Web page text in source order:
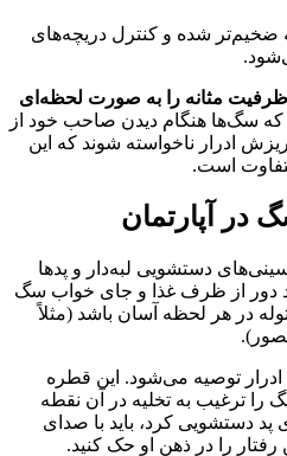
ضخیم‌تر شده و کنترل دریچه‌های
ظرفیت مثانه را به صورت لحظه‌ای
سگ‌ها هنگام دیدن صاحب خود از
ادرار ناخواسته شوند که این
است.
آپارتمان
سینی‌های دستشویی لبه‌دار و پدها
دور از ظرف غذا و جای خواب سگ
در هر لحظه آسان باشد (مثلاً
ادرار توصیه می‌شود. این قطره
ترغیب به تخلیه در آن نقطه
دستشویی کرد، باید با صدای
رفتار را در ذهن او حک کنید.